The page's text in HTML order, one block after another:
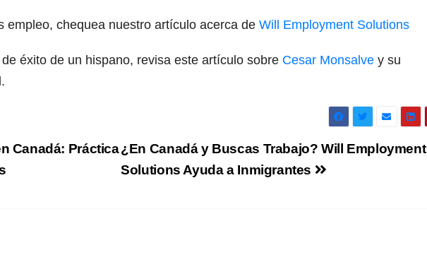
empleo, chequea nuestro artículo acerca de Will Employment Solutions
éxito de un hispano, revisa este artículo sobre Cesar Monsalve y su
¿En Canadá y Buscas Trabajo? Will Employment
Solutions Ayuda a Inmigrantes
Canadá: Práctica